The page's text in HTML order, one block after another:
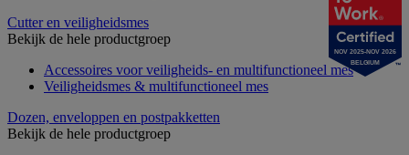
Cutter en veiligheidsmes
Bekijk de hele productgroep
Accessoires voor veiligheids- en multifunctioneel mes
Veiligheidsmes & multifunctioneel mes
Dozen, enveloppen en postpakketten
Bekijk de hele productgroep
NOV 2025-NOV 2026
BELGIUM